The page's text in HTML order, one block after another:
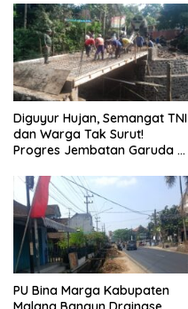
Diguyur Hujan, Semangat TNI
dan Warga Tak Surut!
Progres Jembatan Garuda di
PU Bina Marga Kabupaten